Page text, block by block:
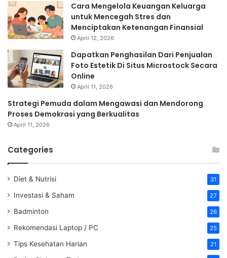
Cara Mengelola Keuangan Keluarga
untuk Mencegah Stres dan
Menciptakan Ketenangan Finansial
April 12, 2026
Dapatkan Penghasilan Dari Penjualan
Foto Estetik Di Situs Microstock Secara
Online
April 11, 2026
Strategi Pemuda dalam Mengawasi dan Mendorong
Proses Demokrasi yang Berkualitas
April 11, 2026
Categories
Diet & Nutrisi 31
Investasi & Saham 27
Badminton 26
Rekomendasi Laptop / PC 25
Tips Kesehatan Harian 21